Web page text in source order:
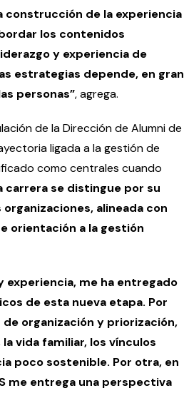
construcción de la experiencia
los contenidos
y experiencia de
estrategias depende, en gran
personas”, agrega.
de la Dirección de Alumni de
ligada a la gestión de
como centrales cuando
carrera se distingue por su
alineada con
orientación a la gestión
experiencia, me ha entregado
de esta nueva etapa. Por
organización y priorización,
vida familiar, los vínculos
poco sostenible. Por otra, en
me entrega una perspectiva